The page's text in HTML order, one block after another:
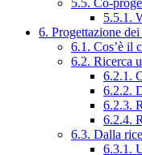
5.5.1.
6. Progettazione
6.1. Cos’è il
6.2. Ricerca
6.2.1.
6.2.2.
6.2.3.
6.2.4.
6.3. Dalla
6.3.1.